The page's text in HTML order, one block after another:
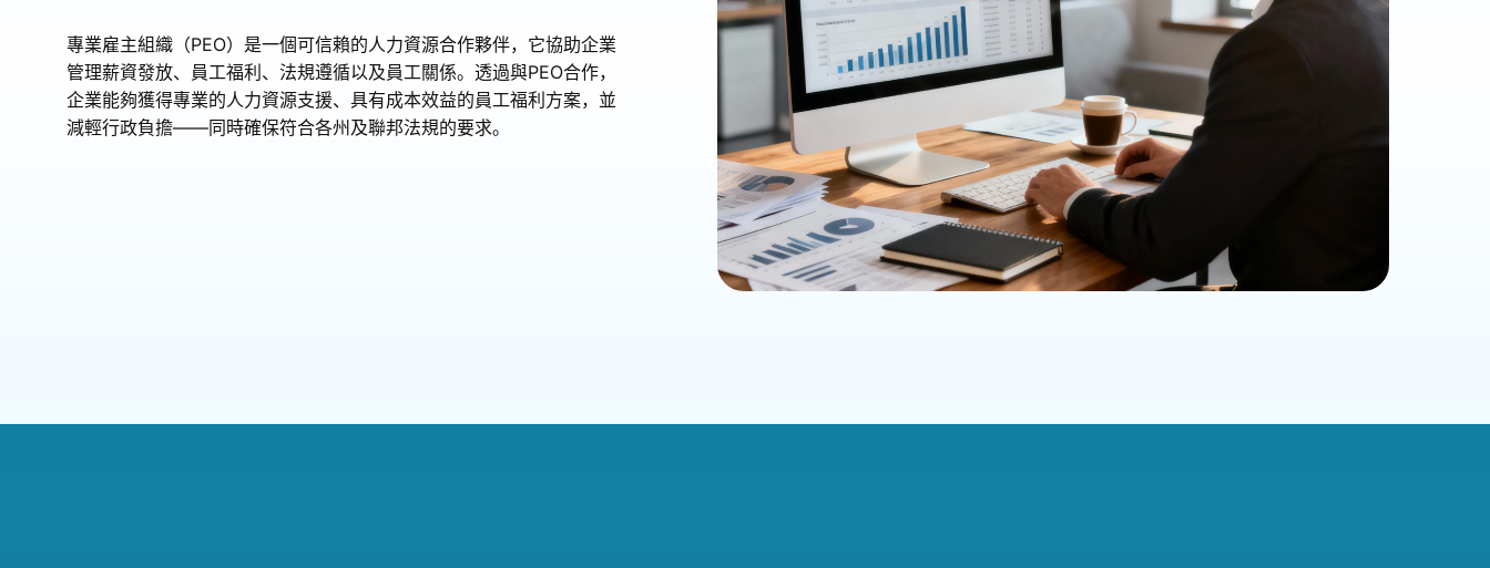
專業雇主組織（PEO）是一個可信賴的人力資源合作夥伴，它協助企業
管理薪資發放、員工福利、法規遵循以及員工關係。透過與PEO合作，
企業能夠獲得專業的人力資源支援、具有成本效益的員工福利方案，並
減輕行政負擔——同時確保符合各州及聯邦法規的要求。